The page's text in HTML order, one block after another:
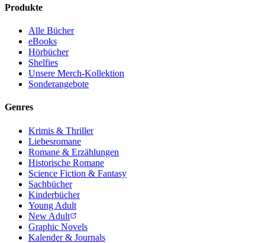
Produkte
Alle Bücher
eBooks
Hörbücher
Shelfies
Unsere Merch-Kollektion
Sonderangebote
Genres
Krimis & Thriller
Liebesromane
Romane & Erzählungen
Historische Romane
Science Fiction & Fantasy
Sachbücher
Kinderbücher
Young Adult
New Adult
Graphic Novels
Kalender & Journals